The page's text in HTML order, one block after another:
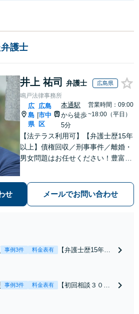
護士
井上 祐司 弁護士 広島県
鳴戸法律事務所
広
島
県
広島
市中
区
本通駅
から徒歩
5分
営業時間：09:00
~18:00（平日）
【法テラス利用可】【弁護士歴15年
以上】債権回収／刑事事件／離婚・
男女問題はお任せください！豊富な
【子連れ相談】【完全個室相談】
【休日・夜間対応可】【本通駅5
せ メールでお問い合わせ
事例3件 料金表有
【弁護士歴15年以
家や住宅ローンを
事例3件 料金表有
【初回相談３０分